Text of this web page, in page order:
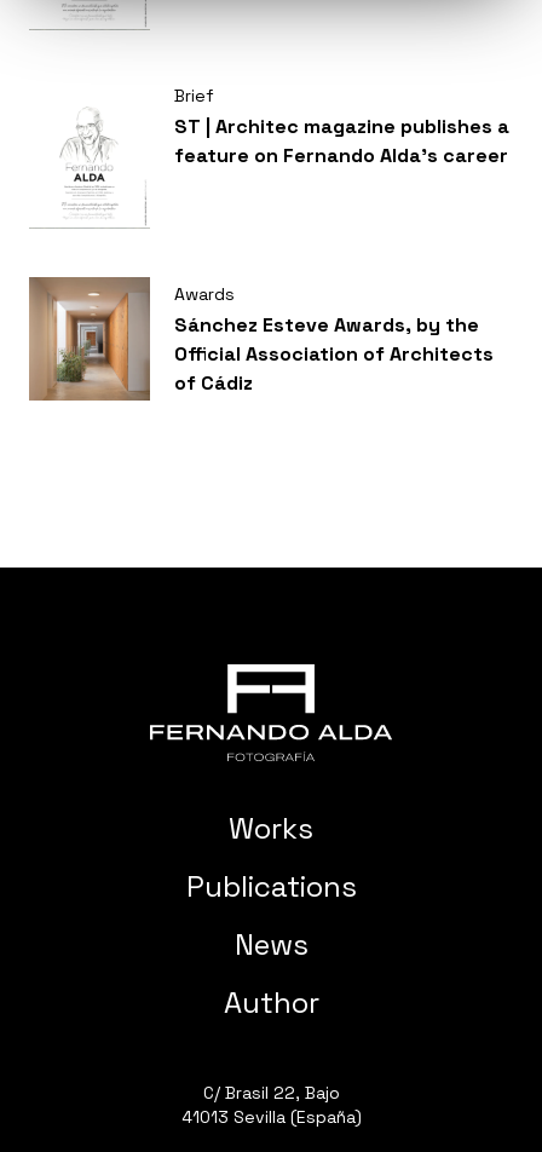
Brief
ST | Architec magazine publishes a
feature on Fernando Alda’s career
Awards
Sánchez Esteve Awards, by the
Official Association of Architects
of Cádiz
Works
Publications
News
Author
C/ Brasil 22, Bajo
41013 Sevilla (España)